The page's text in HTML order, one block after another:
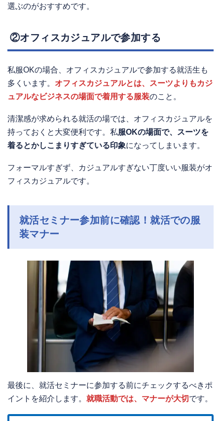
選ぶのがおすすめです。
②オフィスカジュアルで参加する
私服OKの場合、オフィスカジュアルで参加する就活生も
多くいます。 オフィスカジュアルとは、スーツよりもカジ
ュアルなビジネスの場面で着用する服装のこと。
清潔感が求められる就活の場では、オフィスカジュアルを
持っておくと大変便利です。私服OKの場面で、スーツを
着るとかしこまりすぎている印象になってしまいます。
フォーマルすぎず、カジュアルすぎない丁度いい服装がオ
フィスカジュアルです。
就活セミナー参加前に確認！就活での服
装マナー
最後に、就活セミナーに参加する前にチェックするべきポ
イントを紹介します。 就職活動では、マナーが大切 です。